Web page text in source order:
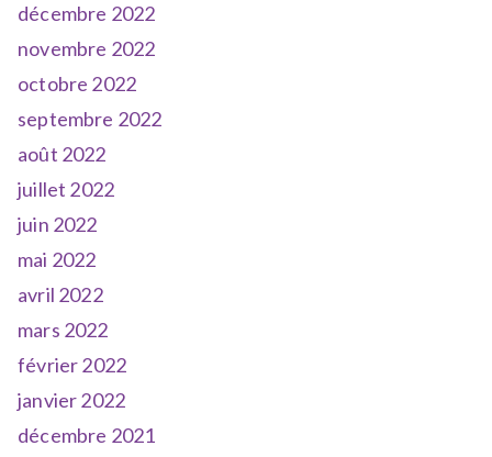
décembre 2022
novembre 2022
octobre 2022
septembre 2022
août 2022
juillet 2022
juin 2022
mai 2022
avril 2022
mars 2022
février 2022
janvier 2022
décembre 2021